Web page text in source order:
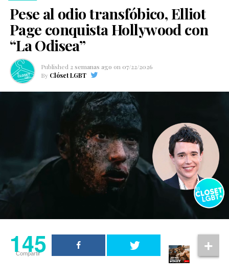
Pese al odio transfóbico, Elliot
Page conquista Hollywood con
“La Odisea”
Published 2 semanas ago on 07/22/2026
By Clóset LGBT
145
Compartir